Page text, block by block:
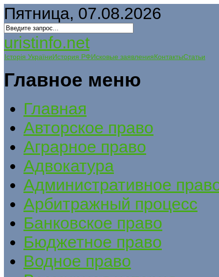
Пятница, 07.08.2026
uristinfo.net
Історія УкраїниИстория РФИсковые заявленияКонтактыСтатьи
Главное меню
Главная
Авторское право
Аграрное право
Адвокатура
Административное
Арбитражный процесс
Банковское право
Бюджетное право
Водное право